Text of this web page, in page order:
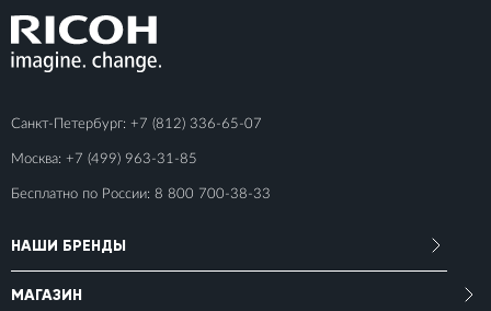
Санкт-Петербург: +7 (812) 336-65-07
Москва: +7 (499) 963-31-85
Бесплатно по России: 8 800 700-38-33
НАШИ БРЕНДЫ
МАГАЗИН